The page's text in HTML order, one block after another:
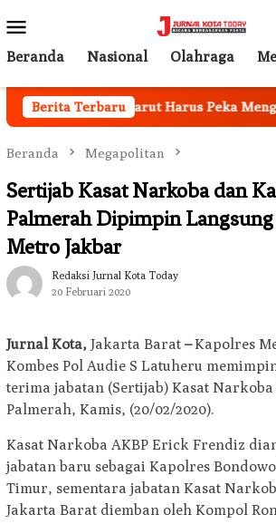
ke
kontenMobile
Beranda Nasional Olahraga
Berita Terbaru
Pemkab Garut Harus Peka
Beranda Megapolitan
Sertijab Kasat Narkoba dan
Palmerah Dipimpin
Metro Jakbar
Redaksi Jurnal Kota Today
20 Februari 2020
Jurnal Kota, Jakarta Barat –Kapolres
Kombes Pol Audie S Latuheru
terima jabatan (Sertijab) Kasat
Palmerah, Kamis, (20/02/2020).
Kasat Narkoba AKBP Erick Frendiz
jabatan baru sebagai Kapolres
Timur, sementara jabatan Kasat
Jakarta Barat diemban oleh Kompol